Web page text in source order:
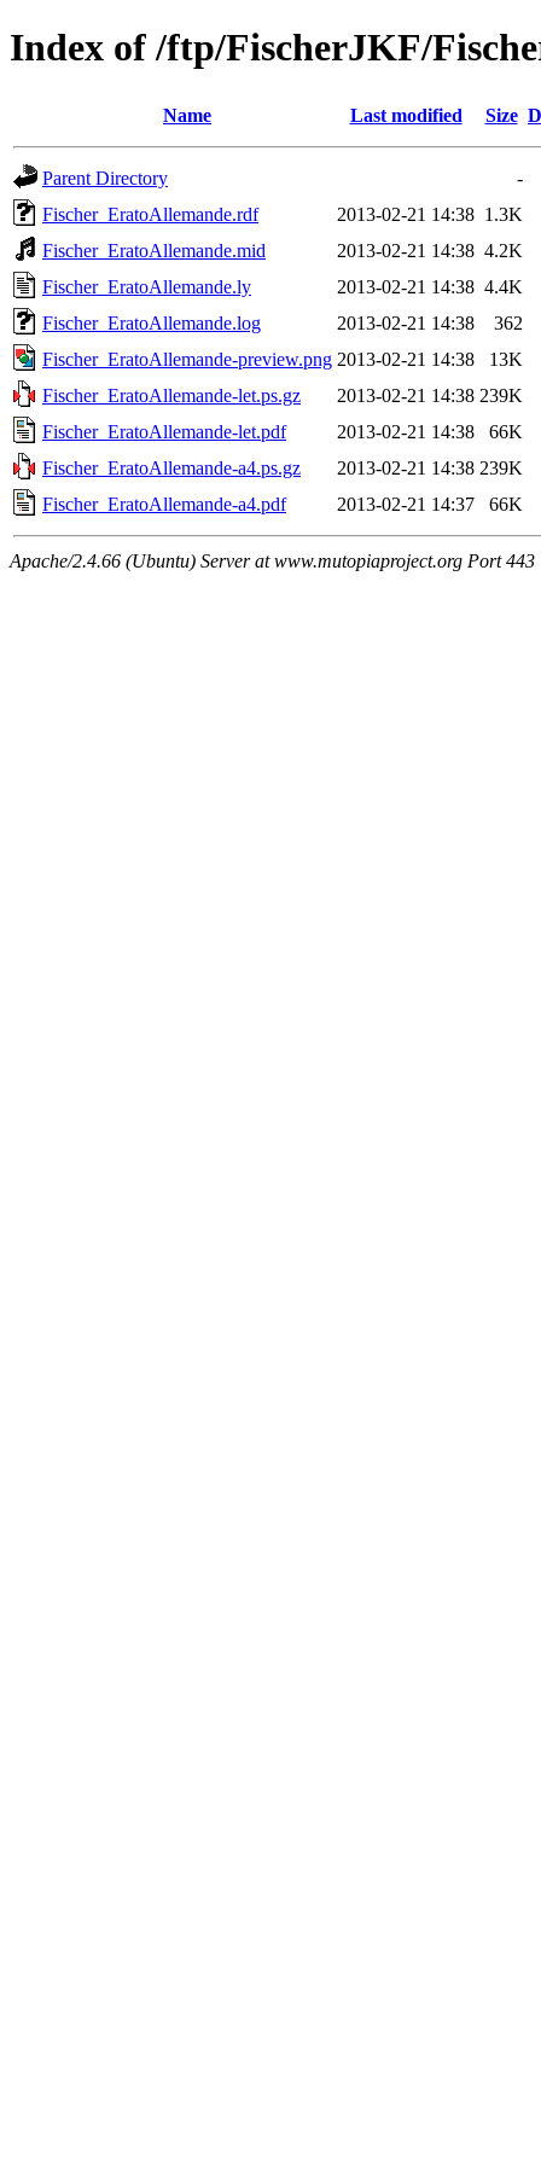
Index of /ftp/FischerJKF/
Name Last modified Size
Parent Directory
-
Fischer_EratoAllemande.rdf
2013-02-21 14:38 1.3K
Fischer_EratoAllemande.mid
2013-02-21 14:38 4.2K
Fischer_EratoAllemande.ly
2013-02-21 14:38 4.4K
Fischer_EratoAllemande.log
2013-02-21 14:38
362
Fischer_EratoAllemande-preview.png 2013-02-21 14:38
13K
Fischer_EratoAllemande-let.ps.gz
2013-02-21 14:38 239K
Fischer_EratoAllemande-let.pdf
2013-02-21 14:38
66K
Fischer_EratoAllemande-a4.ps.gz
2013-02-21 14:38 239K
Fischer_EratoAllemande-a4.pdf
2013-02-21 14:37 66K
Apache/2.4.66 (Ubuntu) Server at www.mutopiaproject.org Port 443